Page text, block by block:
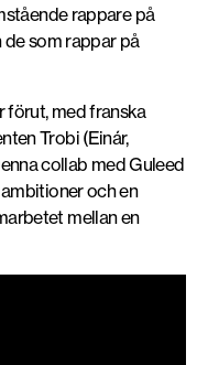
rappare på
som rappar på
förut, med franska
Trobi (Einár,
collab med Guleed
och en
mellan en